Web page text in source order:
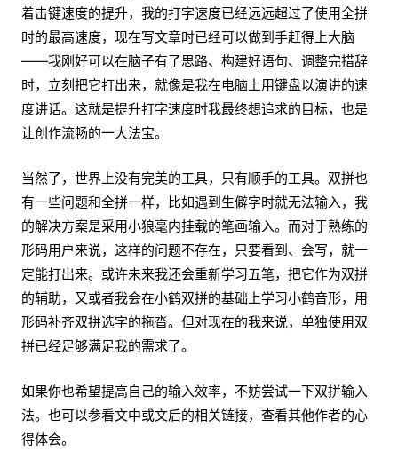
着击键速度的提升，我的打字速度已经远远超过了使用全拼
时的最高速度，现在写文章时已经可以做到手赶得上大脑
——我刚好可以在脑子有了思路、构建好语句、调整完措辞
时，立刻把它打出来，就像是我在电脑上用键盘以演讲的速
度讲话。这就是提升打字速度时我最终想追求的目标，也是
让创作流畅的一大法宝。
当然了，世界上没有完美的工具，只有顺手的工具。双拼也
有一些问题和全拼一样，比如遇到生僻字时就无法输入，我
的解决方案是采用小狼毫内挂载的笔画输入。而对于熟练的
形码用户来说，这样的问题不存在，只要看到、会写，就一
定能打出来。或许未来我还会重新学习五笔，把它作为双拼
的辅助，又或者我会在小鹤双拼的基础上学习小鹤音形，用
形码补齐双拼选字的拖沓。但对现在的我来说，单独使用双
拼已经足够满足我的需求了。
如果你也希望提高自己的输入效率，不妨尝试一下双拼输入
法。也可以参看文中或文后的相关链接，查看其他作者的心
得体会。